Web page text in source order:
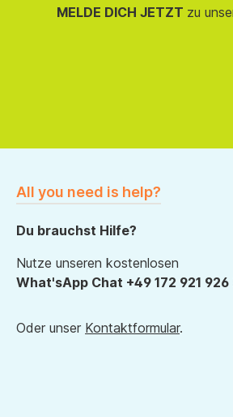
MELDE DICH JETZT zu
All you need is help?
Du brauchst Hilfe?
Nutze unseren kostenlosen
What'sApp Chat +49 172 921 926
Oder unser Kontaktformular.